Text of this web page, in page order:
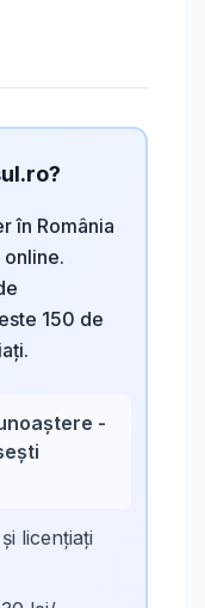
în România
150 de
-
licențiați